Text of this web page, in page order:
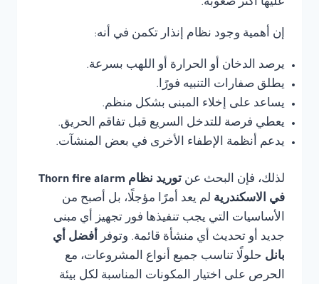
عليها أكثر صعوبة.
إن أهمية وجود نظام إنذار تكمن في أنه:
يرصد الدخان أو الحرارة أو اللهب بسرعة.
يطلق صفارات التنبيه فورًا.
يساعد على إخلاء المبنى بشكل منظم.
يعطي فرصة للتدخل السريع قبل تفاقم الحريق.
يدعم أنظمة الإطفاء الأخرى في بعض المنشآت.
لذلك، فإن البحث عن
توريد نظام Thorn fire alarm
في الاسكندرية لم يعد أمرًا مؤجلًا، بل أصبح من
الأساسيات التي يجب تنفيذها فور تجهيز أي مبنى
جديد أو تحديث أي منشأة قائمة. وتوفر أفضل أي
بانل حلولًا تناسب جميع أنواع المشروعات، مع
الحرص على اختيار المكونات المناسبة لكل بيئة